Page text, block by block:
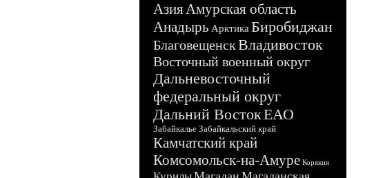
АзияАмурская область
Анадырь Арктика Биробиджан
БлаговещенскВладивосток
Восточный военный округ
Дальневосточный
федеральный округ
Дальний ВостокЕАО
Забайкалье Забайкальский край
Камчатский край
Комсомольск-на-Амуре Корякия